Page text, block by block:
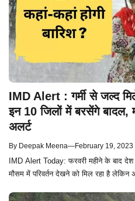
IMD Alert : गर्मी से जल्द
इन 10 जिलों में बरसेंगे बादल,
अलर्ट
By Deepak Meena—February 19, 2023
IMD Alert Today: फरवरी महीने के बाद देश में
मौसम में परिवर्तन देखने को मिल रहा है